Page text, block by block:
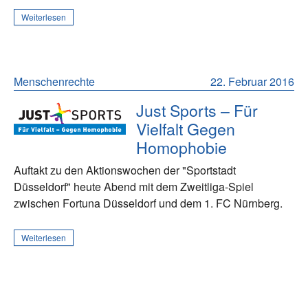
Weiterlesen
22. Februar 2016
Menschenrechte
Just Sports – Für
Vielfalt Gegen
Homophobie
Auftakt zu den Aktionswochen der "Sportstadt
Düsseldorf" heute Abend mit dem Zweitliga-Spiel
zwischen Fortuna Düsseldorf und dem 1. FC Nürnberg.
Weiterlesen